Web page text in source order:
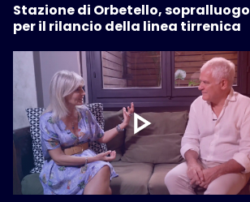
Stazione di Orbetello, sopralluogo
per il rilancio della linea tirrenica